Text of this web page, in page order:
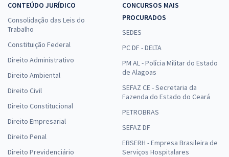
CONTEÚDO JURÍDICO
Consolidação das Leis do
Trabalho
Constituição Federal
Direito Administrativo
Direito Ambiental
Direito Civil
Direito Constitucional
Direito Empresarial
Direito Penal
Direito Previdenciário
CONCURSOS MAIS
PROCURADOS
SEDES
PC DF - DELTA
PM AL - Polícia Militar do Estado
de Alagoas
SEFAZ CE - Secretaria da
Fazenda do Estado do Ceará
PETROBRAS
SEFAZ DF
EBSERH - Empresa Brasileira de
Serviços Hospitalares